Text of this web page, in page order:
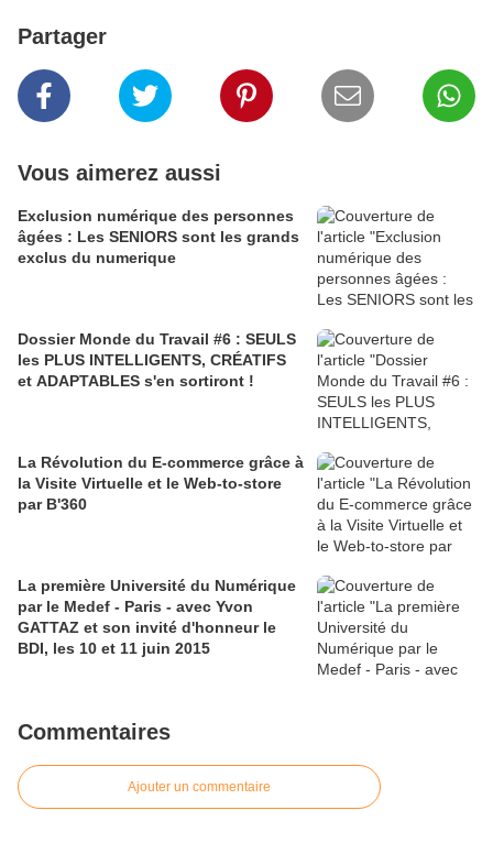
Partager
Vous aimerez aussi
Exclusion numérique des personnes
âgées : Les SENIORS sont les grands
exclus du numerique
Dossier Monde du Travail #6 : SEULS
les PLUS INTELLIGENTS, CRÉATIFS
et ADAPTABLES s'en sortiront !
La Révolution du E-commerce grâce à
la Visite Virtuelle et le Web-to-store
par B'360
La première Université du Numérique
par le Medef - Paris - avec Yvon
GATTAZ et son invité d'honneur le
BDI, les 10 et 11 juin 2015
Commentaires
Ajouter un commentaire